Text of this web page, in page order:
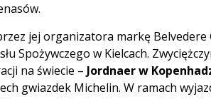
jej organizatora markę Belvedere
Spożywczego w Kielcach.
na świecie – Jordnaer w
gwiazdek Michelin. W ramach